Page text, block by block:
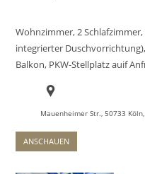
Wohnzimmer, 2
integrierter
Balkon, PKW-Stellplatz auif
Mauenheimer Str., 50733
ANSCHAUEN